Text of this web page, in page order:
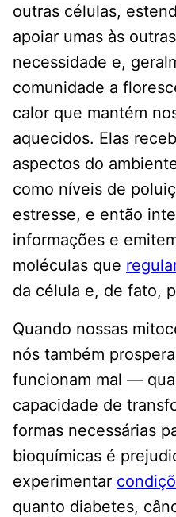
outras células,
apoiar umas às
necessidade e,
comunidade a
calor que mantém
aquecidos. Elas
aspectos do
como níveis de
estresse, e então
informações e
moléculas que
da célula e, de fato,
Quando nossas
nós também
funcionam mal —
capacidade de
formas necessárias
bioquímicas é
experimentar
quanto diabetes,